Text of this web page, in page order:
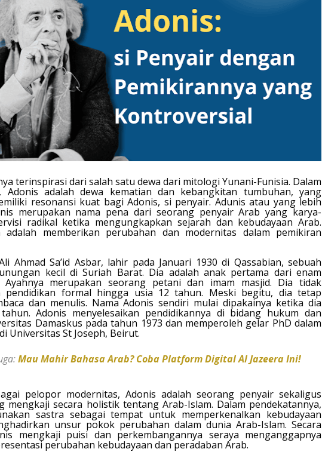
terinspirasi dari salah satu dewa dari mitologi Yunani-Funisia. Dalam
Adonis adalah dewa kematian dan kebangkitan tumbuhan, yang
resonansi kuat bagi Adonis, si penyair. Adunis atau yang lebih
merupakan nama pena dari seorang penyair Arab yang karya-
radikal ketika mengungkapkan sejarah dan kebudayaan Arab.
adalah memberikan perubahan dan modernitas dalam pemikiran
Ahmad Sa’id Asbar, lahir pada Januari 1930 di Qassabian, sebuah
kecil di Suriah Barat. Dia adalah anak pertama dari enam
Ayahnya merupakan seorang petani dan imam masjid. Dia tidak
pendidikan formal hingga usia 12 tahun. Meski begitu, dia tetap
dan menulis. Nama Adonis sendiri mulai dipakainya ketika dia
Adonis menyelesaikan pendidikannya di bidang hukum dan
Damaskus pada tahun 1973 dan memperoleh gelar PhD dalam
Universitas St Joseph, Beirut.
Mau Mahir Bahasa Arab? Coba Platform Digital Al Jazeera Ini!
pelopor modernitas, Adonis adalah seorang penyair sekaligus
mengkaji secara holistik tentang Arab-Islam. Dalam pendekatannya,
sastra sebagai tempat untuk memperkenalkan kebudayaan
unsur pokok perubahan dalam dunia Arab-Islam. Secara
mengkaji puisi dan perkembangannya seraya menganggapnya
perubahan kebudayaan dan peradaban Arab.